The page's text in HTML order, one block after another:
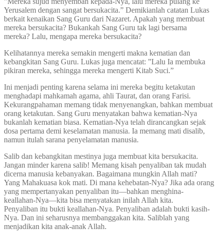
Yerusalem dengan sangat bersukacita.” Demikianlah catatan Lukas
berkait kenaikan Sang Guru dari Nazaret. Apakah yang membuat
mereka bersukacita? Bukankah Sang Guru tak lagi bersama
mereka? Lalu, mengapa mereka bersukacita?
Kelihatannya mereka semakin mengerti makna kematian dan
kebangkitan Sang Guru. Lukas juga mencatat: ”Lalu Ia membuka
pikiran mereka, sehingga mereka mengerti Kitab Suci.”
Ini menjadi penting karena selama ini mereka begitu ketakutan
menghadapi mahkamah agama, ahli Taurat, dan orang Farisi.
Kekurangpahaman memang tidak menyenangkan, bahkan membuat
orang ketakutan. Sang Guru menyatakan bahwa kematian-Nya
bukanlah kematian biasa. Kematian-Nya telah dirancangkan sejak
dosa pertama demi keselamatan manusia. Ia memang mati disalib,
namun itulah sarana penyelamatan manusia.
Salib dan kebangkitan mestinya juga membuat kita bersukacita.
Jangan minder karena salib! Memang kisah penyaliban tak mudah
dicerna manusia kebanyakan. Bagaimana mungkin Allah mati?
Yang Mahakuasa kok mati. Di mana kehebatan-Nya? Jika ada orang
yang mempertanyakan penyaliban itu—bahkan menghina-
keallahan-Nya—kita bisa menyatakan inilah Allah kita.
Penyaliban itu bukti keallahan-Nya. Penyaliban adalah bukti kasih-
Nya. Dan ini seharusnya membanggakan kita. Saliblah yang
menjadikan kita anak-anak Allah.